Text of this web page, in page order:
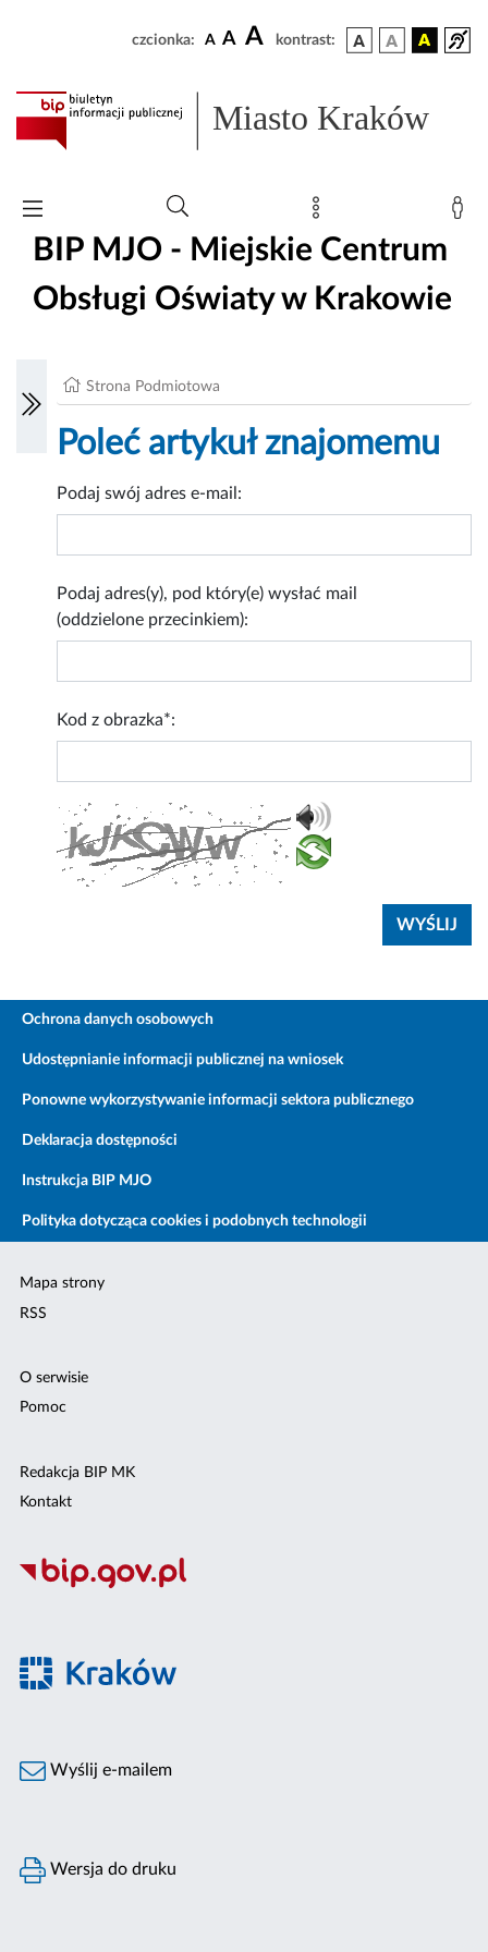
czcionka: A A A kontrast:
Miasto Kraków
BIP MJO - Miejskie Centrum
Obsługi Oświaty w Krakowie
Strona Podmiotowa
Poleć artykuł znajomemu
Podaj swój adres e-mail:
Podaj adres(y), pod który(e) wysłać mail
(oddzielone przecinkiem):
Kod z obrazka*:
Ochrona danych osobowych
Udostępnianie informacji publicznej na wniosek
Ponowne wykorzystywanie informacji sektora publicznego
Deklaracja dostępności
Instrukcja BIP MJO
Polityka dotycząca cookies i podobnych technologii
Mapa strony
RSS
O serwisie
Pomoc
Redakcja BIP MK
Kontakt
Wyślij e-mailem
Wersja do druku